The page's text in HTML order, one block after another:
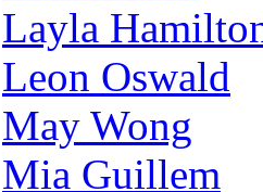
Layla
Leon Oswald
May Wong
Mia Guillem